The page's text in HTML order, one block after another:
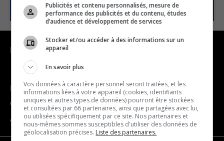
NAVIGATION
Become a partner
Contact us
About us
Publicités et contenu personnalisés, mesure de
performance des publicités et du contenu, études
d’audience et développement de services
Stocker et/ou accéder à des informations sur un
appareil
En savoir plus
Vos données à caractère personnel seront traitées, et les
informations liées à votre appareil (cookies, identifiants
uniques et autres types de données) pourront être stockées
et consultées par 66 partenaires, ainsi que partagées avec lui,
ou utilisées spécifiquement par ce site. Nos partenaires et
nous-mêmes sommes susceptibles d'utiliser des données de
géolocalisation précises. Liste des partenaires.